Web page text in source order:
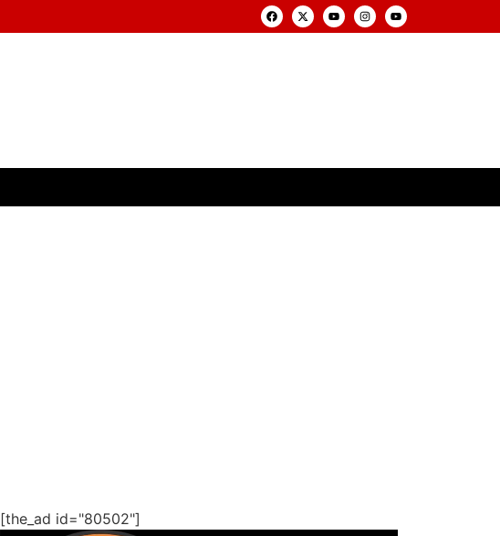
[the_ad id="80502"]